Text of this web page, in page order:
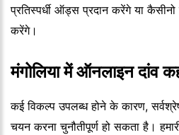
प्रतिस्पर्धी ऑड्स प्रदान करेंगे या कैसीनो
करेंगे।
मंगोलिया में ऑनलाइन दांव
कई विकल्प उपलब्ध होने के कारण,
चयन करना चुनौतीपूर्ण हो सकता है।